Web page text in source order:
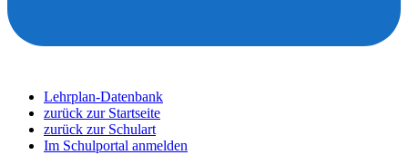
Lehrplan-Datenbank
zurück zur Startseite
zurück zur Schulart
Im Schulportal anmelden